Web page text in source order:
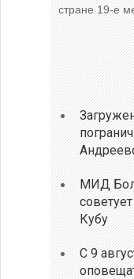
стране 19-е
МИД
Кубу
С 9